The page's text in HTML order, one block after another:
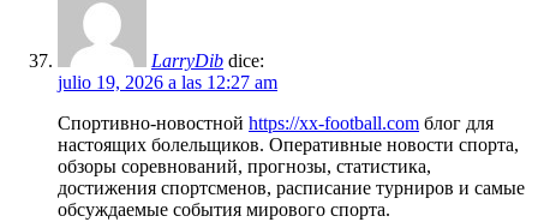
LarryDib dice:
julio 19, 2026 a las 12:27 am
Спортивно-новостной https://xx-football.com блог для
настоящих болельщиков. Оперативные новости спорта,
обзоры соревнований, прогнозы, статистика,
достижения спортсменов, расписание турниров и самые
обсуждаемые события мирового спорта.